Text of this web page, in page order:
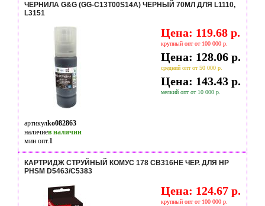
ЧЕРНИЛА G&G (GG-C13T00S14A) ЧЕРНЫЙ 70МЛ ДЛЯ L1110,
L3151
Цена: 119.68 р.
крупный опт от 100 000 р.
Цена: 128.06 р.
средний опт от 50 000 р.
Цена: 143.43 р.
мелкий опт от 10 000 р.
артикулko082863
наличиев наличии
мин опт.1
КАРТРИДЖ СТРУЙНЫЙ КОМУС 178 CB316HE ЧЕР. ДЛЯ HP
PHSM D5463/С5383
Цена: 124.67 р.
крупный опт от 100 000 р.